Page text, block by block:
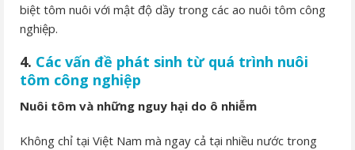
biệt tôm nuôi với mật độ dầy trong các ao nuôi tôm công
nghiệp.
4. Các vấn đề phát sinh từ quá trình nuôi
tôm công nghiệp
Nuôi tôm và những nguy hại do ô nhiễm
Không chỉ tại Việt Nam mà ngay cả tại nhiều nước trong